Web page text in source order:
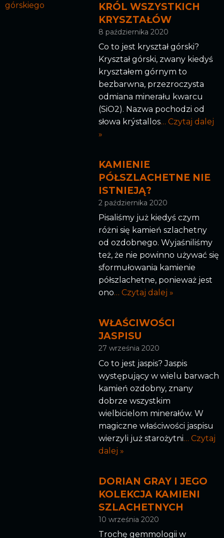
KRÓL WSZYSTKICH
KRYSZTAŁÓW
8 października 2020
Co to jest kryształ górski?
Kryształ górski, zwany kiedyś
kryształem górnym to
bezbarwna, przezroczysta
odmiana minerału kwarcu
(SiO2). Nazwa pochodzi od
słowa krýstallos… Czytaj dalej
»
KAMIENIE
PÓŁSZLACHETNE NIE
ISTNIEJĄ?
2 października 2020
Pisaliśmy już kiedyś czym
różni się kamień szlachetny
od ozdobnego. Wyjaśniliśmy
też, że nie powinno używać się
sformułowania kamienie
półszlachetne, ponieważ jest
ono… Czytaj dalej »
WŁAŚCIWOŚCI
JASPISU
27 września 2020
Co to jest jaspis? Jaspis
występujący w wielu barwach
kamień ozdobny, znany
dobrze wszystkim
wielbicielom minerałów. W
magiczne właściwości jaspisu
wierzyli już starożytni… Czytaj
dalej »
DORIAN GRAY I JEGO
KOLEKCJA KAMIENI
SZLACHETNYCH
10 września 2020
Trochę gemmologii w